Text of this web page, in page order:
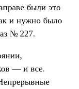
были это
и нужно было
№ 227.
— и все.